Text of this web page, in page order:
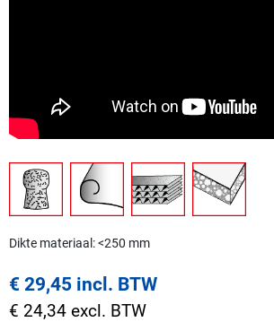
Dikte materiaal: <250 mm
€ 29,45 incl. BTW
€ 24,34 excl. BTW